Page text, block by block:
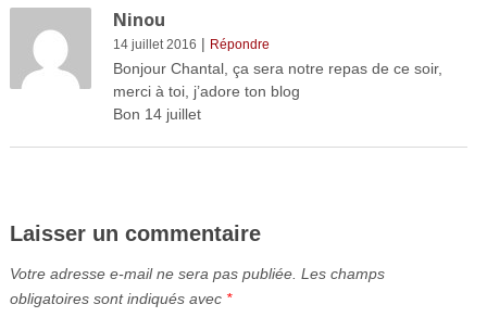
Ninou
14 juillet 2016 | Répondre
Bonjour Chantal, ça sera notre repas de ce soir,
merci à toi, j’adore ton blog
Bon 14 juillet
Laisser un commentaire
Votre adresse e-mail ne sera pas publiée. Les champs
obligatoires sont indiqués avec *